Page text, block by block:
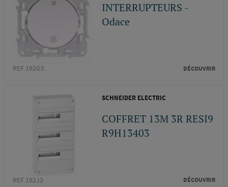
INTERRUPTEURS -
Odace
REF 192G5 DÉCOUVRIR
SCHNEIDER ELECTRIC
COFFRET 13M 3R RESI9
R9H13403
REF 192J2 DÉCOUVRIR